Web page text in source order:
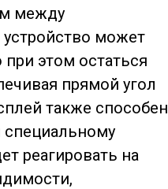
между
может
этом остаться
прямой угол
также способен
специальному
реагировать на